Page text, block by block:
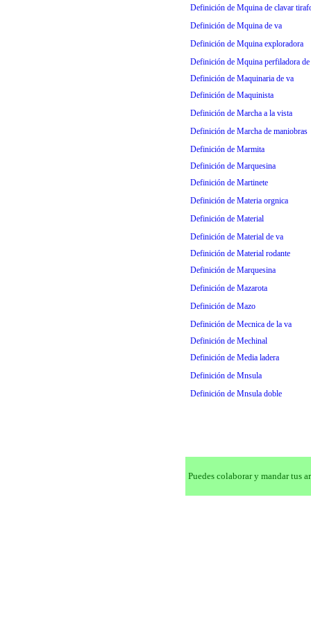
Definición de Mquina de clavar
Definición de Mquina de va
Definición de Mquina exploradora
Definición de Mquina perfiladora de
Definición de Maquinaria de va
Definición de Maquinista
Definición de Marcha a la vista
Definición de Marcha de maniobras
Definición de Marmita
Definición de Marquesina
Definición de Martinete
Definición de Materia orgnica
Definición de Material
Definición de Material de va
Definición de Material rodante
Definición de Marquesina
Definición de Mazarota
Definición de Mazo
Definición de Mecnica de la va
Definición de Mechinal
Definición de Media ladera
Definición de Mnsula
Definición de Mnsula doble
Puedes colaborar y mandar tus